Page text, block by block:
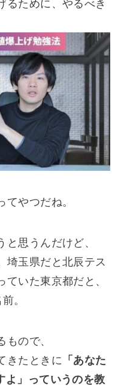
るために、やるべき
てやつだね。
思うんだけど、
埼玉県だと北辰テス
ていた東京都だと、
。
ので、
きたときに 「あなた
よ」っていうのを教